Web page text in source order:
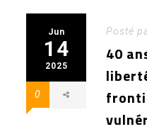
Jun
14
2025
0
Posté
40